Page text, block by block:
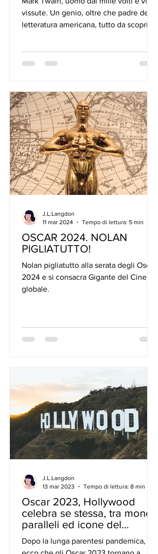
vissute. Un genio, oltre che padre della
letteratura americana, tutto da scoprire
OSCAR 2024. NOLAN
PIGLIATUTTO!
Nolan pigliatutto alla serata degli Oscar
2024 e si consacra Gigante del Cinema
globale.
J.L.Langdon
11 mar 2024
Tempo di lettura: 5 min
Oscar 2023, Hollywood
celebra se stessa, tra mondi
paralleli ed icone del
passato.
Dopo la lunga parentesi pandemica,
J.L.Langdon
13 mar 2023
Tempo di lettura: 8 min